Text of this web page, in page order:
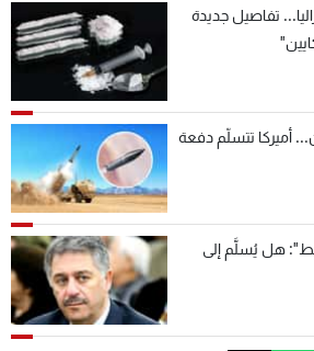
تفاصيل جديدة
أميركا تتسلّم دفعة
هل يُسلَّم إلى